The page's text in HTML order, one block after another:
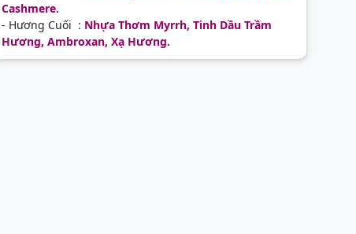
Cashmere.
- Hương Cuối : Nhựa Thơm Myrrh, Tinh Dầu Trầm
Hương, Ambroxan, Xạ Hương.